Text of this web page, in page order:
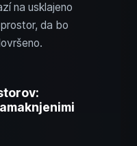
na usklajeno
da bo